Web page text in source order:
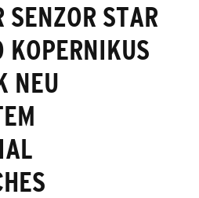
SENZOR STAR
KOPERNIKUS
NEU